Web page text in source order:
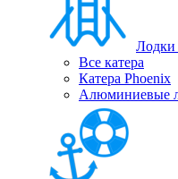
Лодки
Все катера
Катера Phoenix
Алюминиевые